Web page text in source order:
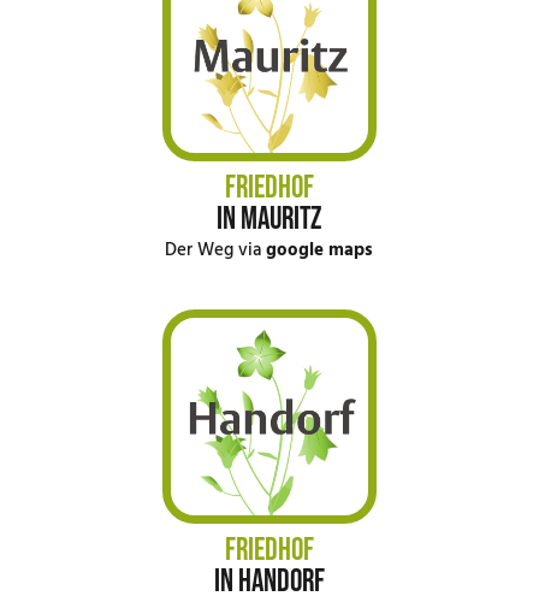
FRIEDHOF
IN MAURITZ
Der Weg viagoogle maps
FRIEDHOF
IN HANDORF